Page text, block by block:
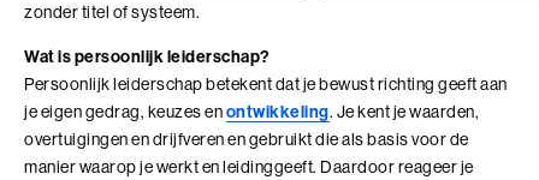
zonder titel of systeem.
Wat is persoonlijk leiderschap?
Persoonlijk leiderschap betekent dat je bewust richting geeft aan
je eigen gedrag, keuzes enontwikkeling. Je kent je waarden,
overtuigingen en drijfveren en gebruikt die als basis voor de
manier waarop je werkt en leidinggeeft. Daardoor reageer je